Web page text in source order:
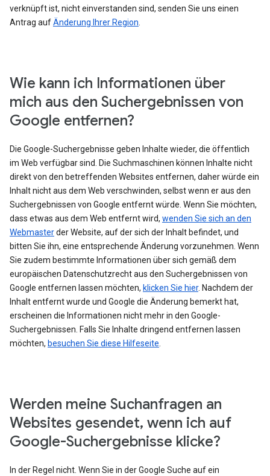
verknüpft ist, nicht einverstanden sind, senden Sie uns einen
Antrag aufÄnderung Ihrer Region
Wie kann ich Informationen über
mich aus den Suchergebnissen von
Google entfernen?
Die Google-Suchergebnisse geben Inhalte wieder, die öffentlich
im Web verfügbar sind. Die Suchmaschinen können Inhalte nicht
direkt von den betreffenden Websites entfernen, daher würde ein
Inhalt nicht aus dem Web verschwinden, selbst wenn er aus den
Suchergebnissen von Google entfernt würde. Wenn Sie möchten,
dass etwas aus dem Web entfernt wird, wenden Sie sich an den
Webmasterder Website, auf der sich der Inhalt befindet, und
bitten Sie ihn, eine entsprechende Änderung vorzunehmen. Wenn
Sie zudem bestimmte Informationen über sich gemäß dem
europäischen Datenschutzrecht aus den Suchergebnissen von
Google entfernen lassen möchten, klicken Sie hier. Nachdem der
Inhalt entfernt wurde und Google die Änderung bemerkt hat,
erscheinen die Informationen nicht mehr in den Google-
Suchergebnissen. Falls Sie Inhalte dringend entfernen lassen
möchten, besuchen Sie diese Hilfeseite
Werden meine Suchanfragen an
Websites gesendet, wenn ich auf
Google-Suchergebnisse klicke?
In der Regel nicht. Wenn Sie in der Google Suche auf ein